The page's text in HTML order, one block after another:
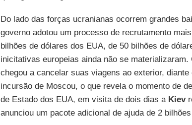
Do lado das forças ucranianas ocorrem grandes
governo adotou um processo de recrutamento
bilhões de dólares dos EUA, de 50 bilhões de
inicitativas europeias ainda não se materializaram.
chegou a cancelar suas viagens ao exterior,
incursão de Moscou, o que revela o momento de
de Estado dos EUA, em visita de dois dias a Kiev
anunciou um pacote adicional de ajuda de 2